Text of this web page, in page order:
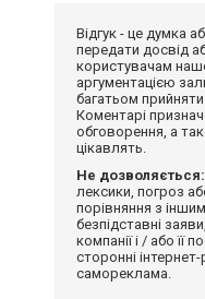
Відгук - це думка
передати досвід
користувачам
аргументацією
багатьом
Коментарі
обговорення, а
цікавлять.
Не дозволяється:
лексики, погроз
порівняння з
безпідставні
компанії і / або її
сторонні
самореклама.